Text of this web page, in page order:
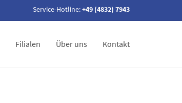
Service-Hotline:+49 (4832) 7943
Filialen Über uns Kontakt